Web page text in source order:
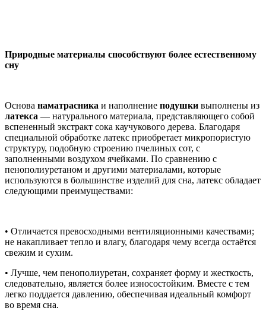
Природные материалы способствуют более естественному
сну
Основа наматрасника и наполнение подушки выполнены из
латекса — натурального материала, представляющего собой
вспененный экстракт сока каучукового дерева. Благодаря
специальной обработке латекс приобретает микропористую
структуру, подобную строению пчелиных сот, с
заполненными воздухом ячейками. По сравнению с
пенополиуретаном и другими материалами, которые
используются в большинстве изделий для сна, латекс обладает
следующими преимуществами:
• Отличается превосходными вентиляционными качествами;
не накапливает тепло и влагу, благодаря чему всегда остаётся
свежим и сухим.
• Лучше, чем пенополиуретан, сохраняет форму и жесткость,
следовательно, является более износостойким. Вместе с тем
легко поддается давлению, обеспечивая идеальный комфорт
во время сна.